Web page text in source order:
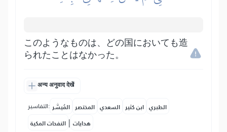
このようなものは、どの国においても造
られたことはなかった。
अन्य अनुवाद देखें
التفاسير: المُيسَّر المختصر السعدي ابن كثير الطبري
النفحات المكية | هدايات